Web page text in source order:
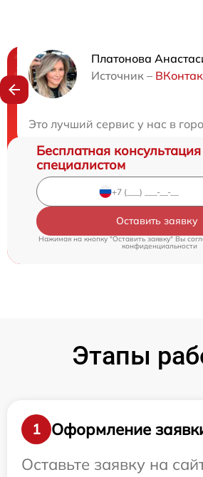
Платонова
Источник –
Это лучший сервис у нас в
Нужна
Бесплатная
специалистом
Оставить заявку
Нажимая на кнопку "Оставить заявку" Вы
конфиденциальности
Этапы
1
Оформление
Оставьте заявку на